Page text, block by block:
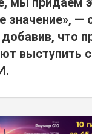
значение», —
что
выступить